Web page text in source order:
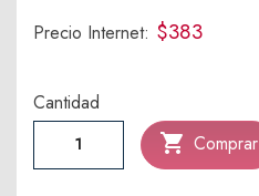
Precio Internet: $383
Cantidad
 Comprar